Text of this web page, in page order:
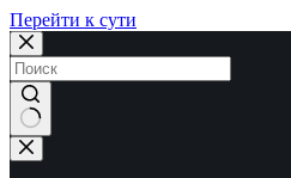
Перейти к сути
Ничего
не